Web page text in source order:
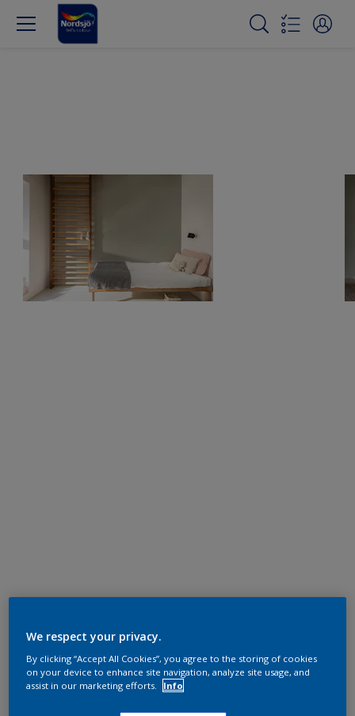
We respect your privacy.
By clicking “Accept All Cookies”, you agree to the storing of cookies
on your device to enhance site navigation, analyze site usage, and
assist in our marketing efforts.
Info